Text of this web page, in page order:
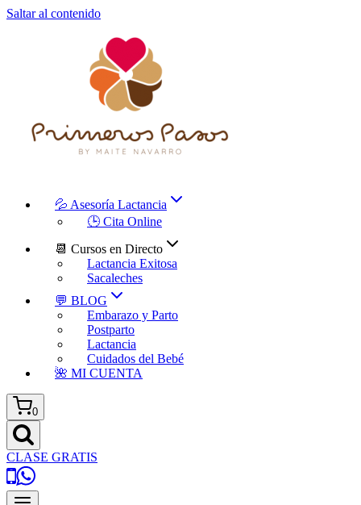
Saltar al contenido
💦 Asesoría Lactancia
🕒 Cita Online
📆 Cursos en Directo
Lactancia Exitosa
Sacaleches
💬 BLOG
Embarazo y Parto
Postparto
Lactancia
Cuidados del Bebé
🌺 MI CUENTA
0
CLASE GRATIS